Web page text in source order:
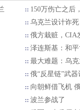
150万伤亡之后
乌克兰设计诈
俄方栽赃，CIA
泽连斯基：和
最大难题：乌
俄“反星链”武
向朝鲜借飞机
波兰参战了